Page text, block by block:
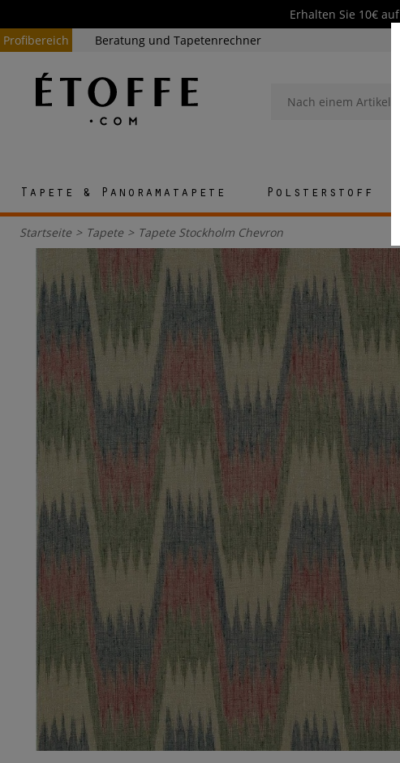
Erhalten Sie 10€
Profibereich
Beratung und Tapetenrechner
Tapete & Panoramatapete Polsterstoff
Startseite > Tapete > Tapete Stockholm Chevron